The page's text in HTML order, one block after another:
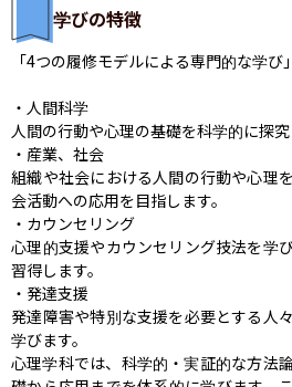
学びの特徴
「4つの履修モデルによる専門的な学び」
・人間科学
人間の行動や心理の基礎を科学的に探究
・産業、社会
組織や社会における人間の行動や心理
会活動への応用を目指します。​
・カウンセリング
心理的支援やカウンセリング技法を学
習得します。​
・発達支援
発達障害や特別な支援を必要とする人
学びます。
心理学科では、科学的・実証的な方法